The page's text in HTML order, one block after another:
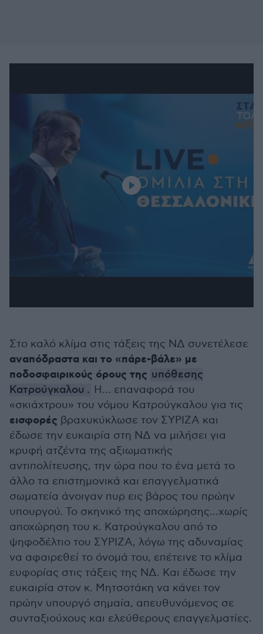
Στο καλό κλίμα στις τάξεις της ΝΔ συνετέλεσε
αναπόδραστα και το «πάρε-βάλε» με
ποδοσφαιρικούς όρους της υπόθεσης
Κατρούγκαλου . Η… επαναφορά του
«σκιάχτρου» του νόμου Κατρούγκαλου για τις
εισφορές βραχυκύκλωσε τον ΣΥΡΙΖΑ και
έδωσε την ευκαιρία στη ΝΔ να μιλήσει για
κρυφή ατζέντα της αξιωματικής
αντιπολίτευσης, την ώρα που το ένα μετά το
άλλο τα επιστημονικά και επαγγελματικά
σωματεία άνοιγαν πυρ εις βάρος του πρώην
υπουργού. Το σκηνικό της αποχώρησης…χωρίς
αποχώρηση του κ. Κατρούγκαλου από το
ψηφοδέλτιο του ΣΥΡΙΖΑ, λόγω της αδυναμίας
να αφαιρεθεί το όνομά του, επέτεινε το κλίμα
ευφορίας στις τάξεις της ΝΔ. Και έδωσε την
ευκαιρία στον κ. Μητσοτάκη να κάνει τον
πρώην υπουργό σημαία, απευθυνόμενος σε
συνταξιούχους και ελεύθερους επαγγελματίες.